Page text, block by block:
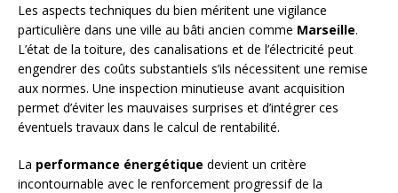
Les aspects techniques du bien méritent une vigilance
particulière dans une ville au bâti ancien comme Marseille.
L’état de la toiture, des canalisations et de l’électricité peut
engendrer des coûts substantiels s’ils nécessitent une remise
aux normes. Une inspection minutieuse avant acquisition
permet d’éviter les mauvaises surprises et d’intégrer ces
éventuels travaux dans le calcul de rentabilité.
La performance énergétique devient un critère
incontournable avec le renforcement progressif de la